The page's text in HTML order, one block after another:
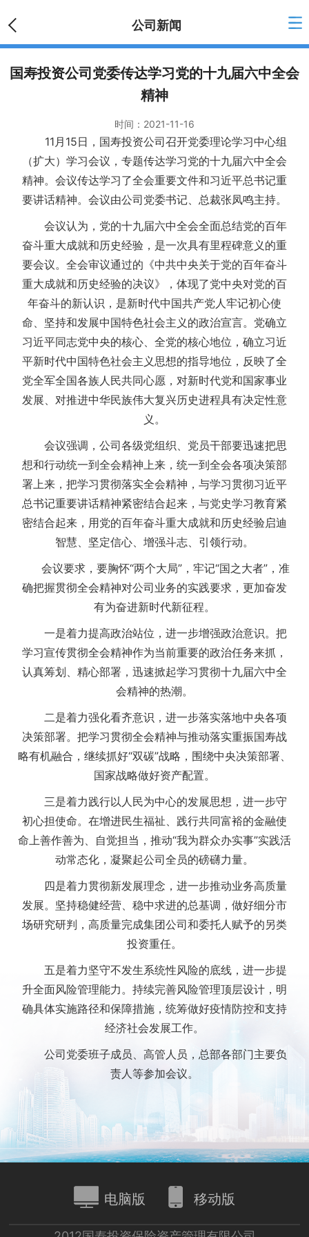
公司新闻
国寿投资公司党委传达学习党的十九届六中全会
精神
时间： 2021-11-16
11月15日，国寿投资公司召开党委理论学习中心组
（扩大）学习会议，专题传达学习党的十九届六中全会
精神。会议传达学习了全会重要文件和习近平总书记重
要讲话精神。会议由公司党委书记、总裁张凤鸣主持。
会议认为，党的十九届六中全会全面总结党的百年
奋斗重大成就和历史经验，是一次具有里程碑意义的重
要会议。全会审议通过的《中共中央关于党的百年奋斗
重大成就和历史经验的决议》，体现了党中央对党的百
年奋斗的新认识，是新时代中国共产党人牢记初心使
命、坚持和发展中国特色社会主义的政治宣言。党确立
习近平同志党中央的核心、全党的核心地位，确立习近
平新时代中国特色社会主义思想的指导地位，反映了全
党全军全国各族人民共同心愿，对新时代党和国家事业
发展、对推进中华民族伟大复兴历史进程具有决定性意
义。
会议强调，公司各级党组织、党员干部要迅速把思
想和行动统一到全会精神上来，统一到全会各项决策部
署上来，把学习贯彻落实全会精神，与学习贯彻习近平
总书记重要讲话精神紧密结合起来，与党史学习教育紧
密结合起来，用党的百年奋斗重大成就和历史经验启迪
智慧、坚定信心、增强斗志、引领行动。
会议要求，要胸怀“两个大局”，牢记“国之大者”，准
确把握贯彻全会精神对公司业务的实践要求，更加奋发
有为奋进新时代新征程。
一是着力提高政治站位，进一步增强政治意识。把
学习宣传贯彻全会精神作为当前重要的政治任务来抓，
认真筹划、精心部署，迅速掀起学习贯彻十九届六中全
会精神的热潮。
二是着力强化看齐意识，进一步落实落地中央各项
决策部署。把学习贯彻全会精神与推动落实重振国寿战
略有机融合，继续抓好“双碳”战略，围绕中央决策部署、
国家战略做好资产配置。
三是着力践行以人民为中心的发展思想，进一步守
初心担使命。在增进民生福祉、践行共同富裕的金融使
命上善作善为、自觉担当，推动“我为群众办实事”实践活
动常态化，凝聚起公司全员的磅礴力量。
四是着力贯彻新发展理念，进一步推动业务高质量
发展。坚持稳健经营、稳中求进的总基调，做好细分市
场研究研判，高质量完成集团公司和委托人赋予的另类
投资重任。
五是着力坚守不发生系统性风险的底线，进一步提
升全面风险管理能力。持续完善风险管理顶层设计，明
确具体实施路径和保障措施，统筹做好疫情防控和支持
经济社会发展工作。
公司党委班子成员、高管人员，总部各部门主要负
责人等参加会议。
电脑版 移动版